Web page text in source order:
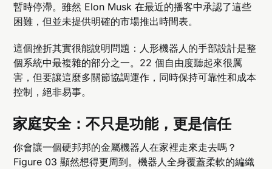
暫時停滯。雖然 Elon Musk 在最近的播客中承認了這些
困難，但並未提供明確的市場推出時間表。
這個挫折其實很能說明問題：人形機器人的手部設計是整
個系統中最複雜的部分之一。22 個自由度聽起來很厲
害，但要讓這麼多關節協調運作，同時保持可靠性和成本
控制，絕非易事。
家庭安全：不只是功能，更是信任
你會讓一個硬邦邦的金屬機器人在家裡走來走去嗎？
Figure 03 顯然想得更周到。機器人全身覆蓋柔軟的編織